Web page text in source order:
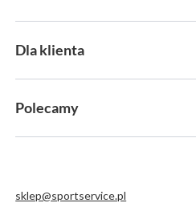
Dla klienta
Polecamy
sklep@sportservice.pl